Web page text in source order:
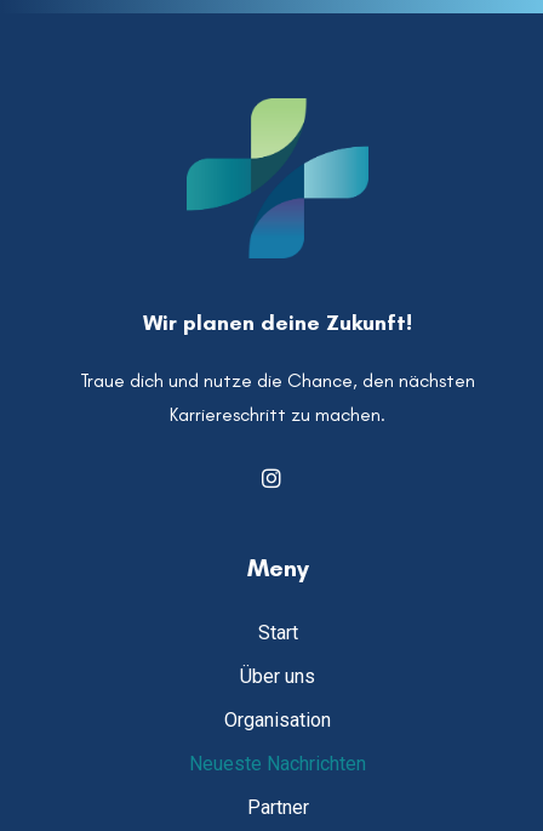
Wir planen deine Zukunft!
Traue dich und nutze die Chance, den nächsten
Karriereschritt zu machen.
Meny
Start
Über uns
Organisation
Neueste Nachrichten
Partner